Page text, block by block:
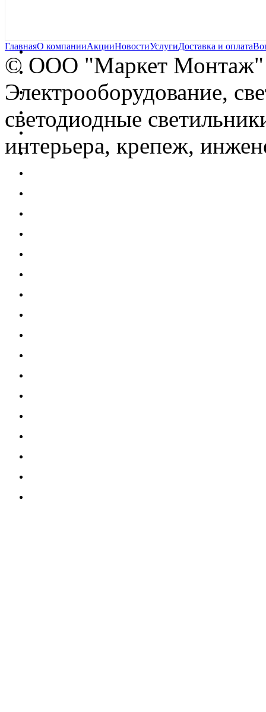
ГлавнаяО компанииАкцииНовостиУслугиДоставка и оплата
© OOO "Маркет Монтаж"
Электрооборудование,
светодиодные
интерьера, крепеж,